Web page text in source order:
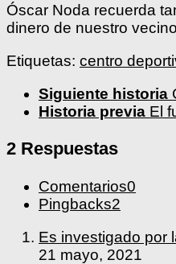
Óscar Noda recuerda
dinero de nuestro
Etiquetas: centro
Siguiente historia
Historia previa El
2 Respuestas
Comentarios0
Pingbacks2
Es investigado por
21 mayo, 2021